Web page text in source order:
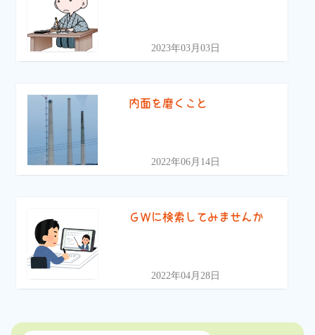
2023年03月03日
内面を磨くこと
2022年06月14日
ＧＷに検索してみませんか
2022年04月28日